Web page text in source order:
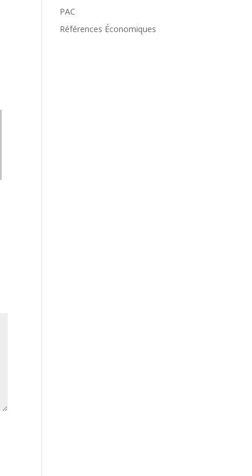
PAC
Références Économiques